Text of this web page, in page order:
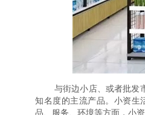
与街边小店、或者批发
知名度的主流产品。小资生
品、服务、环境等方面，小